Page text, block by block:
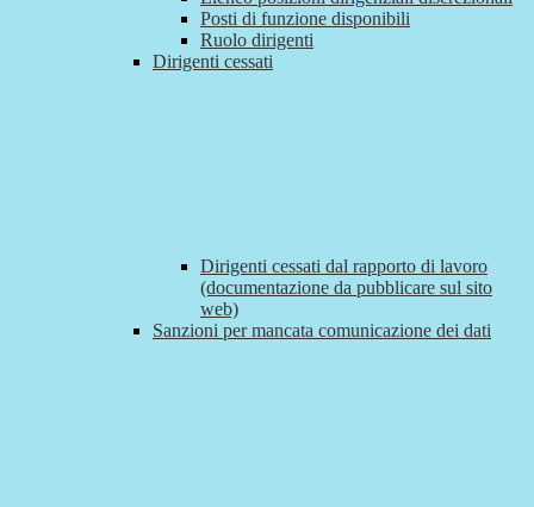
Posti di funzione disponibili
Ruolo dirigenti
Dirigenti cessati
Dirigenti cessati dal rapporto di lavoro
(documentazione da pubblicare sul sito
web)
Sanzioni per mancata comunicazione dei dati